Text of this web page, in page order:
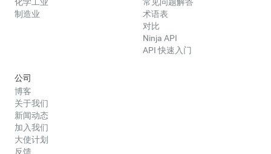
制造业
术语表
对比
Ninja API
API 快速入门
公司
博客
关于我们
新闻动态
加入我们
大使计划
反馈